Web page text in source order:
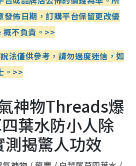
發佈日期，訂購平台保留更改優
不負責。>>
法僅供參考，請勿過度迷信，如
。>>
神物Threads爆
葉水防小人除
揭驚人功效